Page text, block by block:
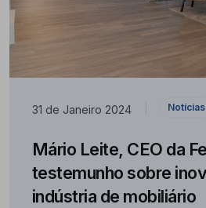
31 de Janeiro 2024 Notícias
Mário Leite, CEO da
testemunho sobre
indústria de mobiliário